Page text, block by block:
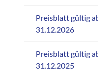
Preisblatt gültig
31.12.2026
Preisblatt gültig
31.12.2025